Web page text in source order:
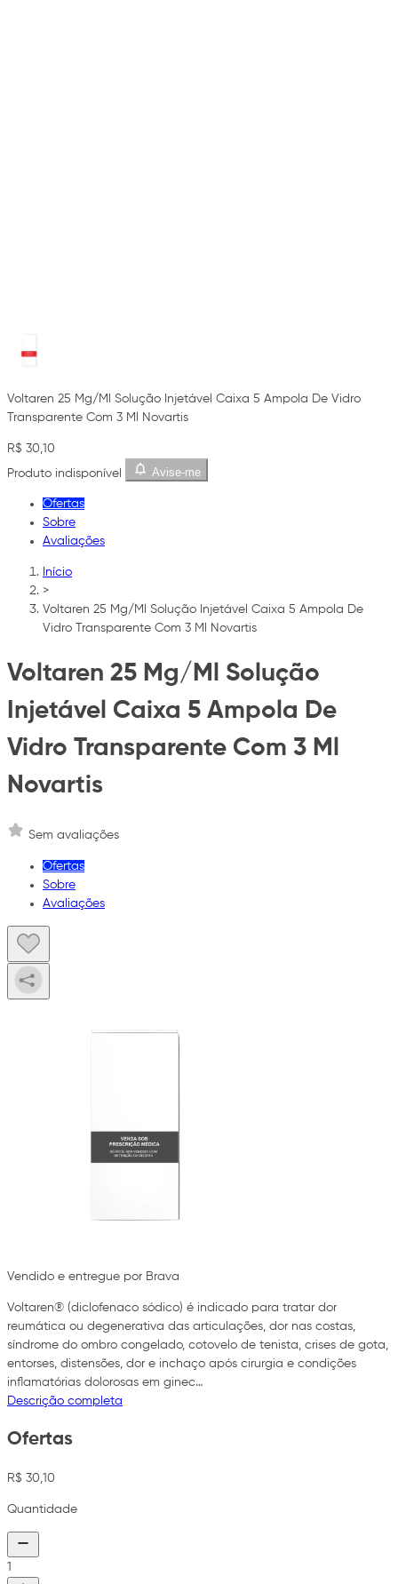
Voltaren 25 Mg/Ml Solução Injetável Caixa 5 Ampola De Vidro
Transparente Com 3 Ml Novartis
R$ 30,10
Produto indisponível
Avise-me
Ofertas
Sobre
Avaliações
Início
>
Voltaren 25 Mg/Ml Solução Injetável Caixa 5 Ampola De
Vidro Transparente Com 3 Ml Novartis
Voltaren 25 Mg/Ml Solução
Injetável Caixa 5 Ampola De
Vidro Transparente Com 3 Ml
Novartis
Sem avaliações
Ofertas
Sobre
Avaliações
Vendido e entregue por Brava
Voltaren® (diclofenaco sódico) é indicado para tratar dor
reumática ou degenerativa das articulações, dor nas costas,
síndrome do ombro congelado, cotovelo de tenista, crises de gota,
entorses, distensões, dor e inchaço após cirurgia e condições
inflamatórias dolorosas em ginec…
Descrição completa
Ofertas
R$ 30,10
Quantidade
1